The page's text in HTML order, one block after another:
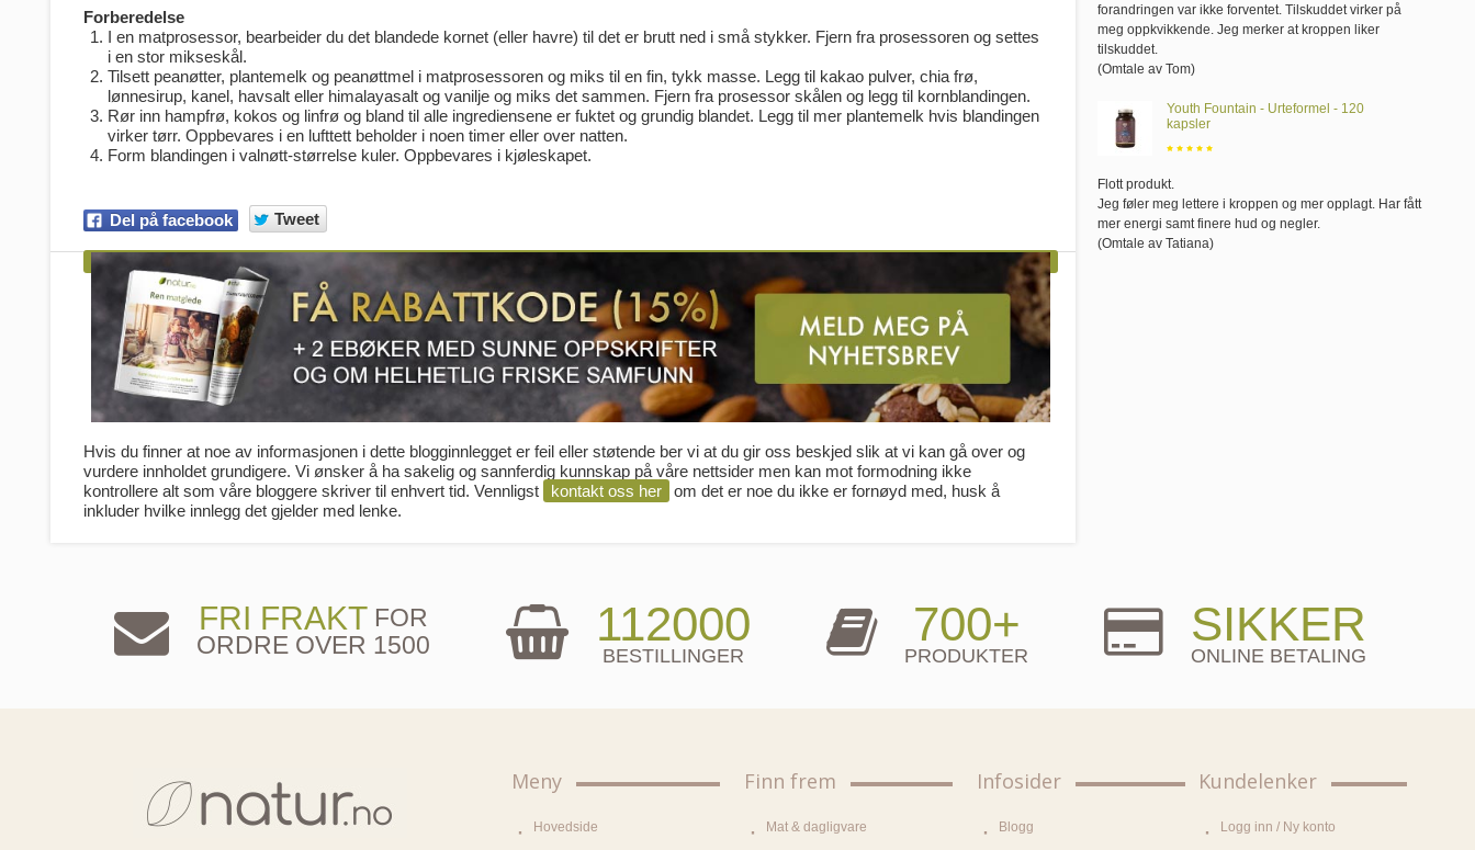
Forberedelse
I en matprosessor, bearbeider du det blandede kornet (eller havre) til det er brutt ned i små stykker. Fjern fra prosessoren og settes
i en stor mikseskål.
Tilsett peanøtter, plantemelk og peanøttmel i matprosessoren og miks til en fin, tykk masse. Legg til kakao pulver, chia frø,
lønnesirup, kanel, havsalt eller himalayasalt og vanilje og miks det sammen. Fjern fra prosessor skålen og legg til kornblandingen.
Rør inn hampfrø, kokos og linfrø og bland til alle ingrediensene er fuktet og grundig blandet. Legg til mer plantemelk hvis blandingen
virker tørr. Oppbevares i en lufttett beholder i noen timer eller over natten.
Form blandingen i valnøtt-størrelse kuler. Oppbevares i kjøleskapet.
Del på facebook Tweet
Hvis du finner at noe av informasjonen i dette blogginnlegget er feil eller støtende ber vi at du gir oss beskjed slik at vi kan gå over og
vurdere innholdet grundigere. Vi ønsker å ha sakelig og sannferdig kunnskap på våre nettsider men kan mot formodning ikke
kontrollere alt som våre bloggere skriver til enhvert tid. Vennligst
kontakt oss her
om det er noe du ikke er fornøyd med, husk å
inkluder hvilke innlegg det gjelder med lenke.
forandringen var ikke forventet. Tilskuddet virker på
meg oppkvikkende. Jeg merker at kroppen liker
tilskuddet.
(Omtale av Tom)
Youth Fountain - Urteformel - 120
kapsler
Flott produkt.
Jeg føler meg lettere i kroppen og mer opplagt. Har fått
mer energi samt finere hud og negler.
(Omtale av Tatiana)
FRI FRAKT FOR
ORDRE OVER 1500
112000
BESTILLINGER
700+
PRODUKTER
SIKKER
ONLINE BETALING
Meny
Hovedside
Finn frem
Mat & dagligvare
Infosider
Blogg
Kundelenker
Logg inn / Ny konto